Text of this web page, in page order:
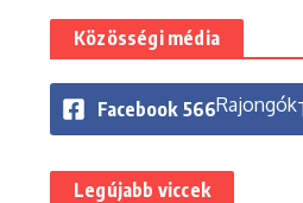
Közösségi média
Facebook 566Rajongók
Legújabb viccek